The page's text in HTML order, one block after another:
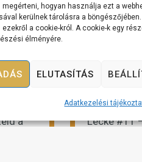
hogyan használja ezt a
kerülnek tárolásra a
a cookie-król. A cookie-k egy
élményére.
ELUTASÍTÁS
Adatkezelési
a
Lecke #11